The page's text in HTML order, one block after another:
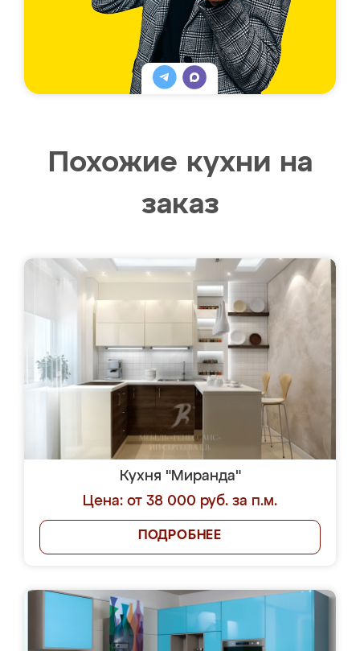
Похожие кухни на
заказ
Кухня "Миранда"
Цена: от 38 000 руб. за п.м.
ПОДРОБНЕЕ